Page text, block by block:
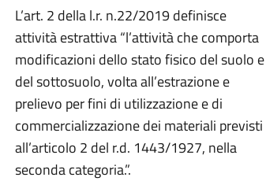
L’art. 2 della l.r. n.22/2019 definisce
attività estrattiva “l’attività che comporta
modificazioni dello stato fisico del suolo e
del sottosuolo, volta all’estrazione e
prelievo per fini di utilizzazione e di
commercializzazione dei materiali previsti
all’articolo 2 del r.d. 1443/1927, nella
seconda categoria.”.